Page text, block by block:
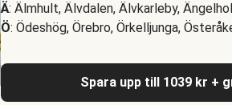
Ä: Älmhult, Älvdalen, Älvkarleby,
Ö: Ödeshög, Örebro, Örkelljunga,
Spara upp till 1039 kr +